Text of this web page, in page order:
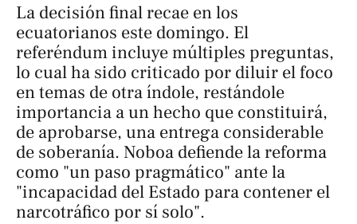
La decisión final recae en los
ecuatorianos este domingo. El
referéndum incluye múltiples preguntas,
lo cual ha sido criticado por diluir el foco
en temas de otra índole, restándole
importancia a un hecho que constituirá,
de aprobarse, una entrega considerable
de soberanía. Noboa defiende la reforma
como "un paso pragmático" ante la
"incapacidad del Estado para contener el
narcotráfico por sí solo".